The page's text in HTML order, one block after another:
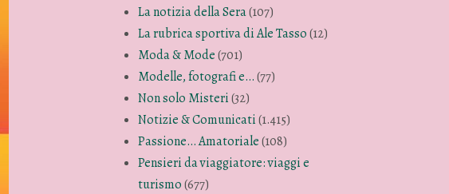
La notizia della Sera(107)
La rubrica sportiva di Ale Tasso(12)
Moda & Mode(701)
Modelle, fotografi e…(77)
Non solo Misteri(32)
Notizie & Comunicati(1.415)
Passione… Amatoriale(108)
Pensieri da viaggiatore: viaggi e
turismo(677)